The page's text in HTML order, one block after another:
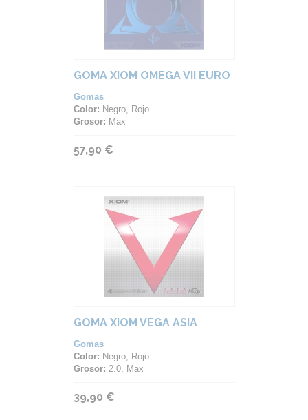
GOMA XIOM OMEGA VII EURO
Gomas
Color: Negro, Rojo
Grosor: Max
57,90 €
GOMA XIOM VEGA ASIA
Gomas
Color: Negro, Rojo
Grosor: 2.0, Max
39,90 €